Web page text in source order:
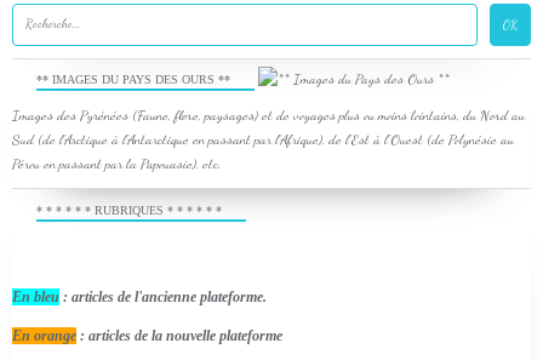
** IMAGES DU PAYS DES OURS **
Images des Pyrénées (Faune, flore, paysages) et de voyages plus ou moins lointains, du Nord au
Sud (de l'Arctique à l'Antarctique en passant par l'Afrique), de l'Est à l'Ouest (de Polynésie au
Pérou en passant par la Papouasie), etc.
* * * * * * RUBRIQUES * * * * * *
En bleu : articles de l'ancienne plateforme.
En orange : articles de la nouvelle plateforme